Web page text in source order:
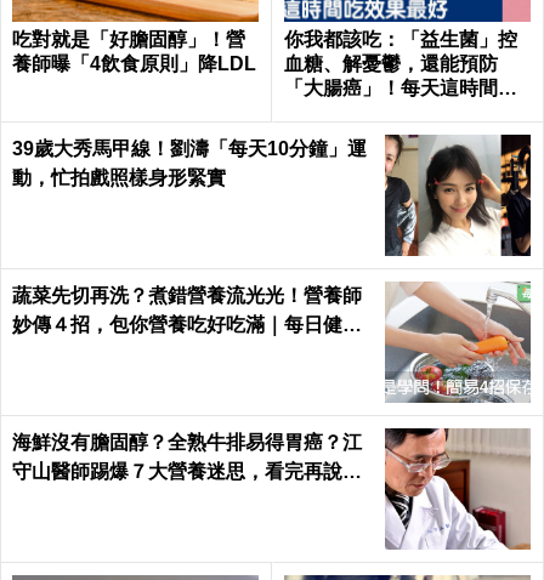
吃對就是「好膽固醇」！營
養師曝「4飲食原則」降LDL
你我都該吃：「益生菌」控
血糖、解憂鬱，還能預防
「大腸癌」！每天這時間吃
39歲大秀馬甲線！劉濤「每天10分鐘」運
動，忙拍戲照樣身形緊實
蔬菜先切再洗？煮錯營養流光光！營養師
妙傳４招，包你營養吃好吃滿｜每日健康
海鮮沒有膽固醇？全熟牛排易得胃癌？江
守山醫師踢爆７大營養迷思，看完再說你